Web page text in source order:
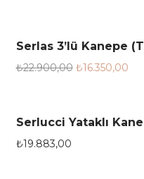
Serlas 3’lü Kanepe
₺22.900,00 ₺16.350,00
Serlucci Yataklı
₺19.883,00